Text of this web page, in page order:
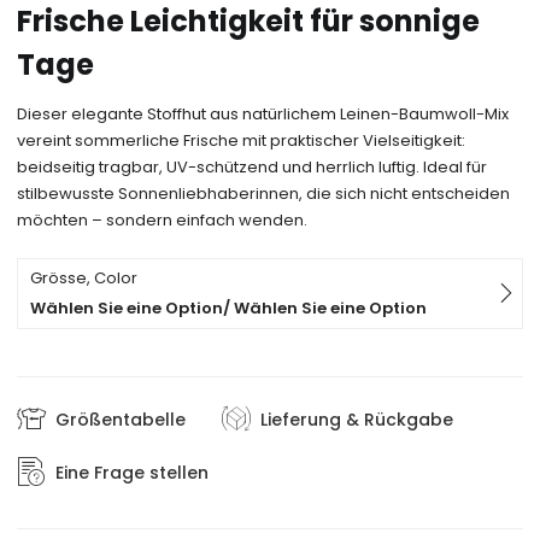
Frische Leichtigkeit für sonnige
Tage
Dieser elegante Stoffhut aus natürlichem Leinen-Baumwoll-Mix
vereint sommerliche Frische mit praktischer Vielseitigkeit:
beidseitig tragbar, UV-schützend und herrlich luftig. Ideal für
stilbewusste Sonnenliebhaberinnen, die sich nicht entscheiden
möchten – sondern einfach wenden.
Grösse, Color
Wählen Sie eine Option/ Wählen Sie eine Option
Größentabelle Lieferung & Rückgabe
Eine Frage stellen